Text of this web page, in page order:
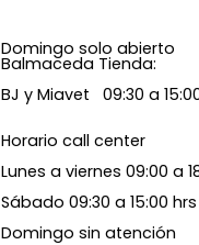
Domingo solo abierto
Balmaceda Tienda:
BJ y Miavet 09:30 a
Horario call center
Lunes a viernes 09:00 a
Sábado 09:30 a 15:00 hrs
Domingo sin atención